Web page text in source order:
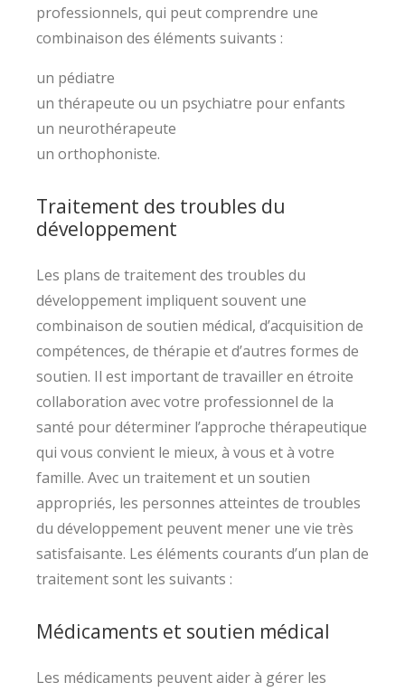
professionnels, qui peut comprendre une
combinaison des éléments suivants :
un pédiatre
un thérapeute ou un psychiatre pour enfants
un neurothérapeute
un orthophoniste.
Traitement des troubles du
développement
Les plans de traitement des troubles du
développement impliquent souvent une
combinaison de soutien médical, d’acquisition de
compétences, de thérapie et d’autres formes de
soutien. Il est important de travailler en étroite
collaboration avec votre professionnel de la
santé pour déterminer l’approche thérapeutique
qui vous convient le mieux, à vous et à votre
famille. Avec un traitement et un soutien
appropriés, les personnes atteintes de troubles
du développement peuvent mener une vie très
satisfaisante. Les éléments courants d’un plan de
traitement sont les suivants :
Médicaments et soutien médical
Les médicaments peuvent aider à gérer les